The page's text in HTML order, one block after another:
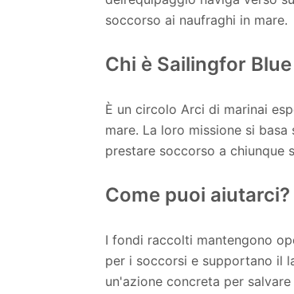
soccorso ai naufraghi in mare.
Chi è Sailingfor
È un circolo Arci di marinai
mare. La loro missione si
prestare soccorso a chiunque
Come puoi aiutarci?
I fondi raccolti mantengono
per i soccorsi e supportano il
un'azione concreta per salvare